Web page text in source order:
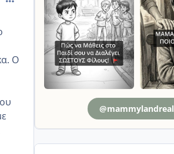
Ο
@mammylandreal